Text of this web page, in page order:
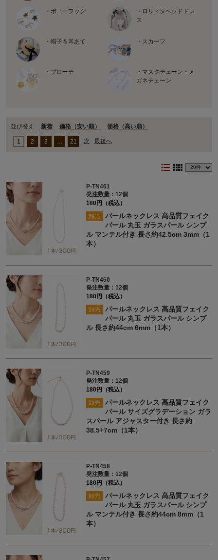
・ポニーフック
・ロリィタヘッドドレ
ス
・帽子＆耳あて ・スカーフ
・ブローチ
・マスクチェーン・メ
ガネチェーン
並び替え 新着 価格（安い順） 価格（⾼い順）
1 2 3 21 次 最後へ
format_list_bulleted view_comfy
P-TN461
発注数量：12個
180円（税込）
卸売
パールネックレス 高品質フェイク
パール 丸玉 ガラスパール シンプ
ル マンテル付き 長さ約42.5cm 3mm（1
本）
P-TN460
発注数量：12個
180円（税込）
卸売
パールネックレス 高品質フェイク
パール 丸玉 ガラスパール シンプ
ル 長さ約44cm 6mm（1本）
P-TN459
発注数量：12個
180円（税込）
卸売
パールネックレス 高品質フェイク
パール サイズグラデーション ガラ
スパール アジャスター付き 長さ約
38.5+7cm（1本）
P-TN458
発注数量：12個
180円（税込）
卸売
パールネックレス 高品質フェイク
パール 丸玉 ガラスパール シンプ
ル マンテル付き 長さ約44cm 8mm（1
本）